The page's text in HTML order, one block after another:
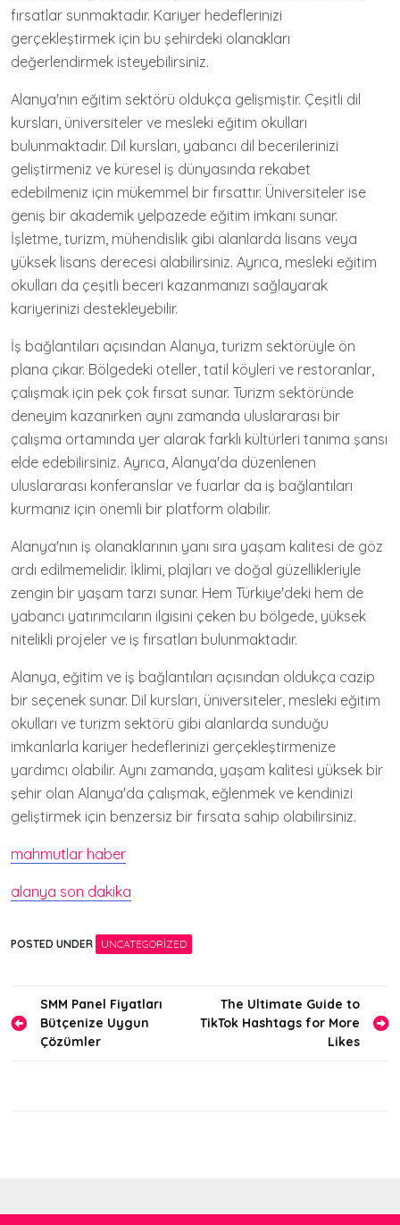
fırsatlar sunmaktadır. Kariyer hedeflerinizi
gerçekleştirmek için bu şehirdeki olanakları
değerlendirmek isteyebilirsiniz.
Alanya'nın eğitim sektörü oldukça gelişmiştir. Çeşitli dil
kursları, üniversiteler ve mesleki eğitim okulları
bulunmaktadır. Dil kursları, yabancı dil becerilerinizi
geliştirmeniz ve küresel iş dünyasında rekabet
edebilmeniz için mükemmel bir fırsattır. Üniversiteler ise
geniş bir akademik yelpazede eğitim imkanı sunar.
İşletme, turizm, mühendislik gibi alanlarda lisans veya
yüksek lisans derecesi alabilirsiniz. Ayrıca, mesleki eğitim
okulları da çeşitli beceri kazanmanızı sağlayarak
kariyerinizi destekleyebilir.
İş bağlantıları açısından Alanya, turizm sektörüyle ön
plana çıkar. Bölgedeki oteller, tatil köyleri ve restoranlar,
çalışmak için pek çok fırsat sunar. Turizm sektöründe
deneyim kazanırken aynı zamanda uluslararası bir
çalışma ortamında yer alarak farklı kültürleri tanıma şansı
elde edebilirsiniz. Ayrıca, Alanya'da düzenlenen
uluslararası konferanslar ve fuarlar da iş bağlantıları
kurmanız için önemli bir platform olabilir.
Alanya'nın iş olanaklarının yanı sıra yaşam kalitesi de göz
ardı edilmemelidir. İklimi, plajları ve doğal güzellikleriyle
zengin bir yaşam tarzı sunar. Hem Türkiye'deki hem de
yabancı yatırımcıların ilgisini çeken bu bölgede, yüksek
nitelikli projeler ve iş fırsatları bulunmaktadır.
Alanya, eğitim ve iş bağlantıları açısından oldukça cazip
bir seçenek sunar. Dil kursları, üniversiteler, mesleki eğitim
okulları ve turizm sektörü gibi alanlarda sunduğu
imkanlarla kariyer hedeflerinizi gerçekleştirmenize
yardımcı olabilir. Aynı zamanda, yaşam kalitesi yüksek bir
şehir olan Alanya'da çalışmak, eğlenmek ve kendinizi
geliştirmek için benzersiz bir fırsata sahip olabilirsiniz.
mahmutlar haber
alanya son dakika
POSTED UNDER UNCATEGORIZED
Yazı
gezinmesi
SMM Panel Fiyatları
Bütçenize Uygun
Çözümler
The Ultimate Guide to
TikTok Hashtags for More
Likes